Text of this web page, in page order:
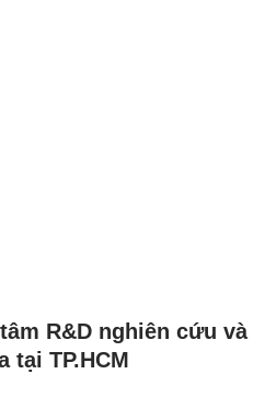
R&D nghiên cứu và
tại TP.HCM